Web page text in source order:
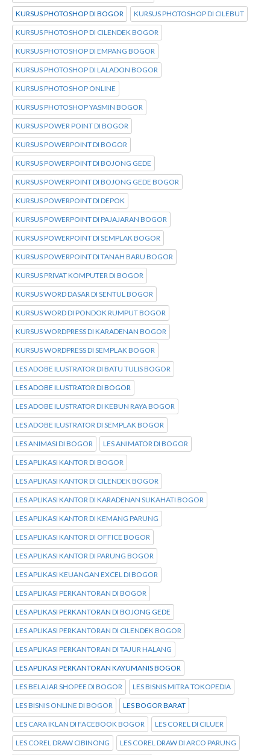
KURSUS PHOTOSHOP DI BOGOR KURSUS PHOTOSHOP DI CILEBUT
KURSUS PHOTOSHOP DI CILENDEK BOGOR
KURSUS PHOTOSHOP DI EMPANG BOGOR
KURSUS PHOTOSHOP DI LALADON BOGOR
KURSUS PHOTOSHOP ONLINE
KURSUS PHOTOSHOP YASMIN BOGOR
KURSUS POWER POINT DI BOGOR
KURSUS POWERPOINT DI BOGOR
KURSUS POWERPOINT DI BOJONG GEDE
KURSUS POWERPOINT DI BOJONG GEDE BOGOR
KURSUS POWERPOINT DI DEPOK
KURSUS POWERPOINT DI PAJAJARAN BOGOR
KURSUS POWERPOINT DI SEMPLAK BOGOR
KURSUS POWERPOINT DI TANAH BARU BOGOR
KURSUS PRIVAT KOMPUTER DI BOGOR
KURSUS WORD DASAR DI SENTUL BOGOR
KURSUS WORD DI PONDOK RUMPUT BOGOR
KURSUS WORDPRESS DI KARADENAN BOGOR
KURSUS WORDPRESS DI SEMPLAK BOGOR
LES ADOBE ILUSTRATOR DI BATU TULIS BOGOR
LES ADOBE ILUSTRATOR DI BOGOR
LES ADOBE ILUSTRATOR DI KEBUN RAYA BOGOR
LES ADOBE ILUSTRATOR DI SEMPLAK BOGOR
LES ANIMASI DI BOGOR LES ANIMATOR DI BOGOR
LES APLIKASI KANTOR DI BOGOR
LES APLIKASI KANTOR DI CILENDEK BOGOR
LES APLIKASI KANTOR DI KARADENAN SUKAHATI BOGOR
LES APLIKASI KANTOR DI KEMANG PARUNG
LES APLIKASI KANTOR DI OFFICE BOGOR
LES APLIKASI KANTOR DI PARUNG BOGOR
LES APLIKASI KEUANGAN EXCEL DI BOGOR
LES APLIKASI PERKANTORAN DI BOGOR
LES APLIKASI PERKANTORAN DI BOJONG GEDE
LES APLIKASI PERKANTORAN DI CILENDEK BOGOR
LES APLIKASI PERKANTORAN DI TAJUR HALANG
LES APLIKASI PERKANTORAN KAYUMANIS BOGOR
LES BELAJAR SHOPEE DI BOGOR LES BISNIS MITRA TOKOPEDIA
LES BISNIS ONLINE DI BOGOR LES BOGOR BARAT
LES CARA IKLAN DI FACEBOOK BOGOR LES COREL DI CILUER
LES COREL DRAW CIBINONG LES COREL DRAW DI ARCO PARUNG